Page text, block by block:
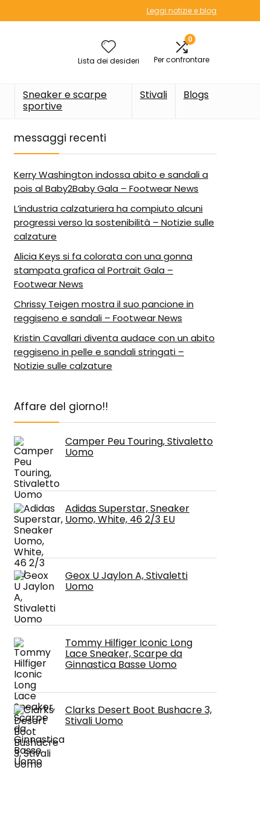
Leggi notizie e blog
Lista dei desideri
0
Per confrontare
Sneaker e scarpe
sportive
Stivali Blogs
messaggi recenti
Kerry Washington indossa abito e sandali a
pois al Baby2Baby Gala – Footwear News
L’industria calzaturiera ha compiuto alcuni
progressi verso la sostenibilità – Notizie sulle
calzature
Alicia Keys si fa colorata con una gonna
stampata grafica al Portrait Gala –
Footwear News
Chrissy Teigen mostra il suo pancione in
reggiseno e sandali – Footwear News
Kristin Cavallari diventa audace con un abito
reggiseno in pelle e sandali stringati –
Notizie sulle calzature
Affare del giorno!!
Camper Peu Touring, Stivaletto
Uomo
Adidas Superstar, Sneaker
Uomo, White, 46 2/3 EU
Geox U Jaylon A, Stivaletti
Uomo
Tommy Hilfiger Iconic Long
Lace Sneaker, Scarpe da
Ginnastica Basse Uomo
Clarks Desert Boot Bushacre 3,
Stivali Uomo